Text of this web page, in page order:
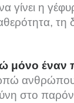
γίνει η
τη
έναν
στο